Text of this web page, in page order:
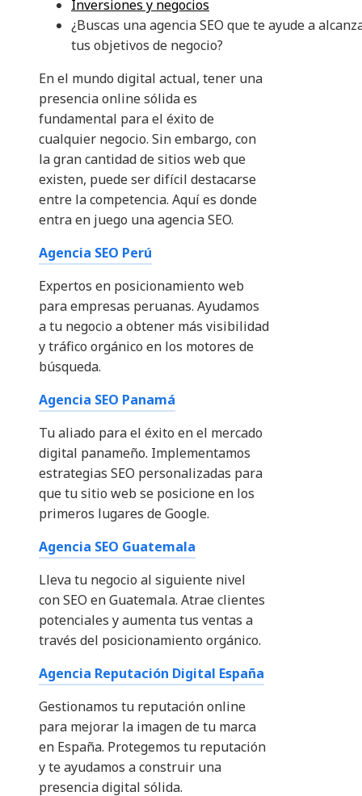
Inversiones y negocios
¿Buscas una agencia SEO que te ayude a
tus objetivos de negocio?
En el mundo digital actual, tener una
presencia online sólida es
fundamental para el éxito de
cualquier negocio. Sin embargo, con
la gran cantidad de sitios web que
existen, puede ser difícil destacarse
entre la competencia. Aquí es donde
entra en juego una agencia SEO.
Agencia SEO Perú
Expertos en posicionamiento web
para empresas peruanas. Ayudamos
a tu negocio a obtener más visibilidad
y tráfico orgánico en los motores de
búsqueda.
Agencia SEO Panamá
Tu aliado para el éxito en el mercado
digital panameño. Implementamos
estrategias SEO personalizadas para
que tu sitio web se posicione en los
primeros lugares de Google.
Agencia SEO Guatemala
Lleva tu negocio al siguiente nivel
con SEO en Guatemala. Atrae clientes
potenciales y aumenta tus ventas a
través del posicionamiento orgánico.
Agencia Reputación Digital España
Gestionamos tu reputación online
para mejorar la imagen de tu marca
en España. Protegemos tu reputación
y te ayudamos a construir una
presencia digital sólida.